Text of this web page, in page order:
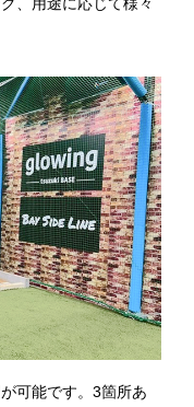
可能です。3箇所あ